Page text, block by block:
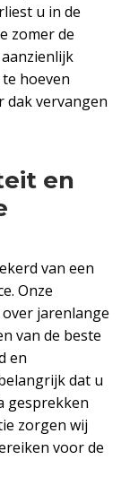
u in de
zomer de
hoeven
dak vervangen
en
van een
Onze
jarenlange
van de beste
en
dat u
gesprekken
zorgen wij
voor de